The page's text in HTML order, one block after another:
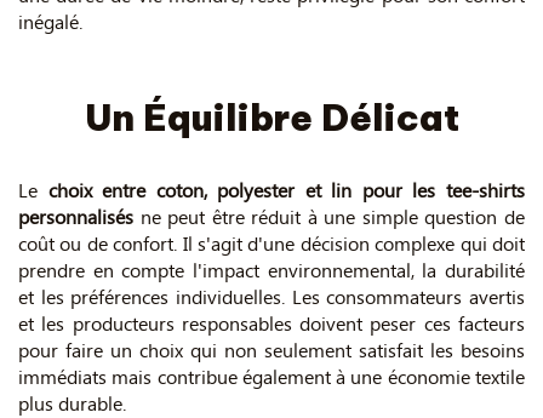
inégalé.
Un Équilibre Délicat
Le choix entre coton, polyester et lin pour les tee-shirts
personnalisés ne peut être réduit à une simple question de
coût ou de confort. Il s'agit d'une décision complexe qui doit
prendre en compte l'impact environnemental, la durabilité
et les préférences individuelles. Les consommateurs avertis
et les producteurs responsables doivent peser ces facteurs
pour faire un choix qui non seulement satisfait les besoins
immédiats mais contribue également à une économie textile
plus durable.